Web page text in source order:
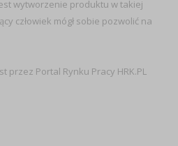
wytworzenie produktu w takiej
człowiek mógł sobie pozwolić na
przez Portal Rynku Pracy HRK.PL